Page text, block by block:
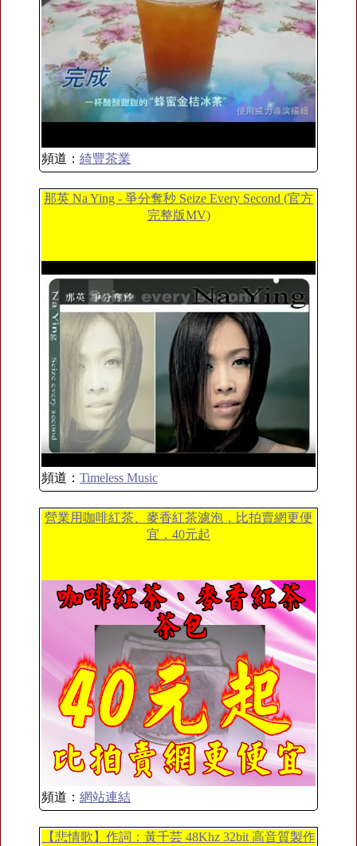
頻道： 綺豐茶業
那英 Na Ying - 爭分奪秒 Seize Every Second (官方
完整版MV)
頻道： Timeless Music
營業用咖啡紅茶、麥香紅茶濾泡，比拍賣網更便
宜，40元起
頻道： 網站連結
【悲情歌】作詞：黃千芸 48Khz 32bit 高音質製作